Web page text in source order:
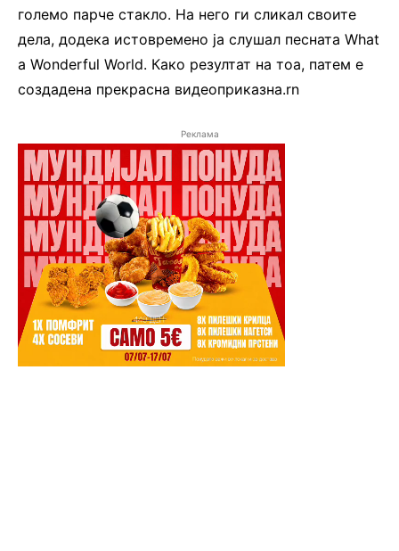
големо парче стакло. На него ги сликал своите
дела, додека истовремено ја слушал песната What
a Wonderful World. Како резултат на тоа, патем е
создадена прекрасна видеоприказна.rn
Реклама